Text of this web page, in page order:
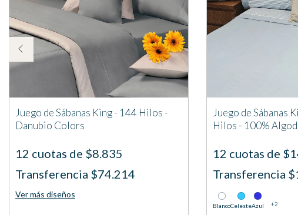
Juego de Sábanas King - 144 Hilos -
Danubio Colors
12 cuotas de $8.835
Transferencia $74.214
Ver más diseños
Juego de Sábanas
Hilos - 100%
12 cuotas de
Transferencia
BlancoCelesteAzul +2